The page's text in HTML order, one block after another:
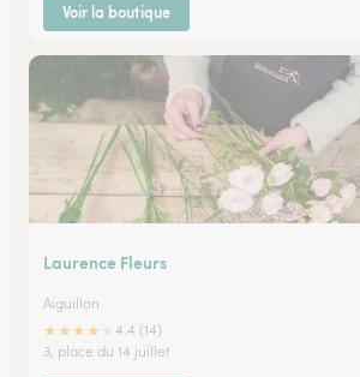
Voir la boutique
Laurence Fleurs
Aiguillon
★★★★
4.4 (14)
3, place du 14 juillet